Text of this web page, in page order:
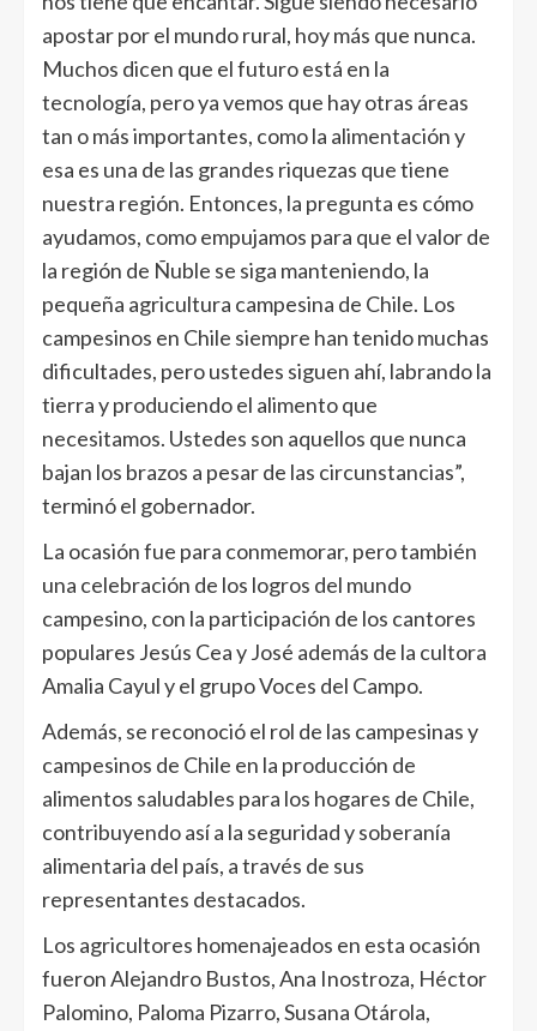
apostar por el mundo rural, hoy más que nunca.
Muchos dicen que el futuro está en la
tecnología, pero ya vemos que hay otras áreas
tan o más importantes, como la alimentación y
esa es una de las grandes riquezas que tiene
nuestra región. Entonces, la pregunta es cómo
ayudamos, como empujamos para que el valor de
la región de Ñuble se siga manteniendo, la
pequeña agricultura campesina de Chile. Los
campesinos en Chile siempre han tenido muchas
dificultades, pero ustedes siguen ahí, labrando la
tierra y produciendo el alimento que
necesitamos. Ustedes son aquellos que nunca
bajan los brazos a pesar de las circunstancias”,
terminó el gobernador.
La ocasión fue para conmemorar, pero también
una celebración de los logros del mundo
campesino, con la participación de los cantores
populares Jesús Cea y José además de la cultora
Amalia Cayul y el grupo Voces del Campo.
Además, se reconoció el rol de las campesinas y
campesinos de Chile en la producción de
alimentos saludables para los hogares de Chile,
contribuyendo así a la seguridad y soberanía
alimentaria del país, a través de sus
representantes destacados.
Los agricultores homenajeados en esta ocasión
fueron Alejandro Bustos, Ana Inostroza, Héctor
Palomino, Paloma Pizarro, Susana Otárola,